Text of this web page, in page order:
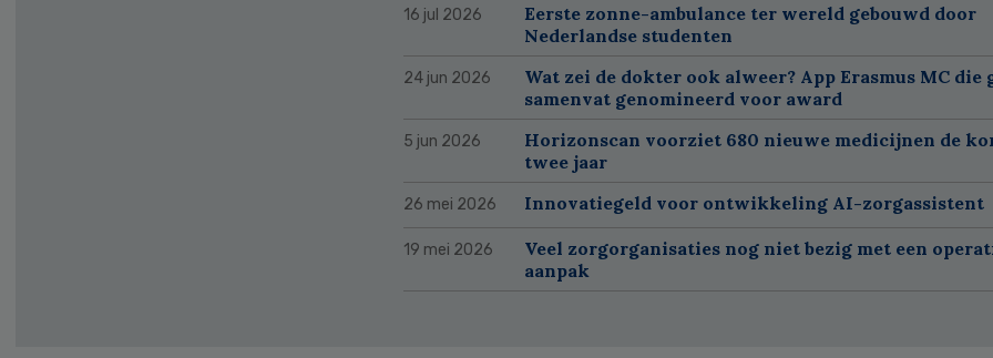
16 jul 2026
Eerste zonne-ambulance ter wereld gebouwd door
Nederlandse studenten
24 jun 2026
Wat zei de dokter ook alweer? App Erasmus MC die
samenvat genomineerd voor award
5 jun 2026
Horizonscan voorziet 680 nieuwe medicijnen de
twee jaar
26 mei 2026 Innovatiegeld voor ontwikkeling AI-zorgassistent
19 mei 2026
Veel zorgorganisaties nog niet bezig met een
aanpak